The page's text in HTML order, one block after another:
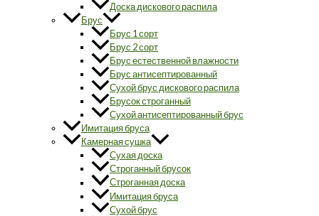
Доска дискового распила
Брус
Брус 1 сорт
Брус 2 сорт
Брус естественной влажности
Брус антисептированный
Сухой брус дискового распила
Брусок строганный
Сухой антисептированный брус
Имитация бруса
Камерная сушка
Сухая доска
Строганный брусок
Строганная доска
Имитация бруса
Сухой брус